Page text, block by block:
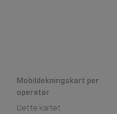
Mobildekningskart per
operatør
Dette kartet